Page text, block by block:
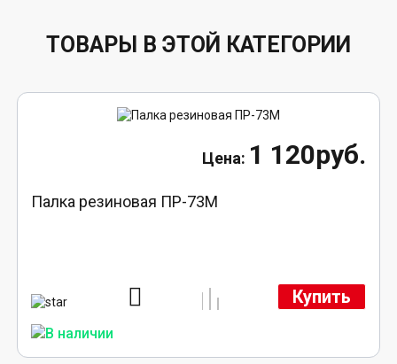
ТОВАРЫ В ЭТОЙ КАТЕГОРИИ
1 120руб.
Палка резиновая ПР-73М
Купить